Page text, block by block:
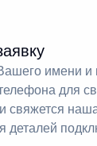
имени и
для
свяжется
деталей